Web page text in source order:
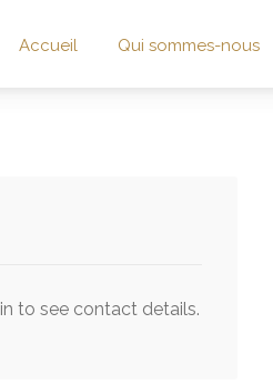
Accueil Qui sommes-nous
in to see contact details.